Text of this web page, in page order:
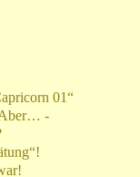
01“
Aber… -